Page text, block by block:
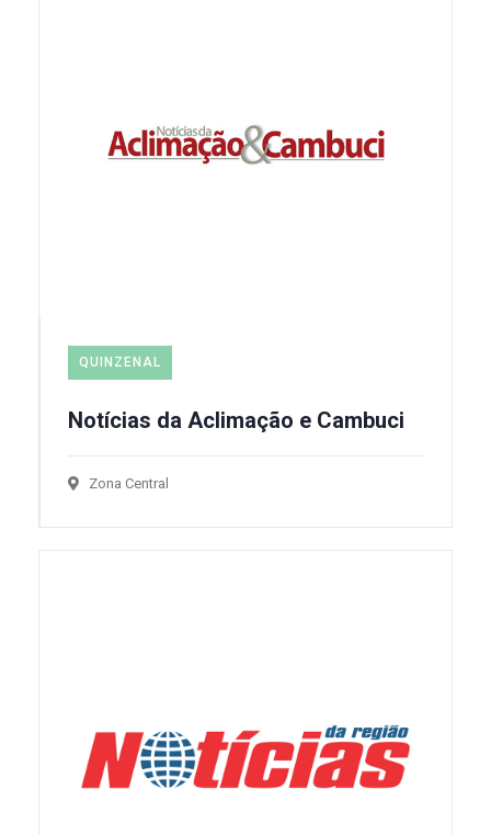
QUINZENAL
Notícias da Aclimação e Cambuci
Zona Central